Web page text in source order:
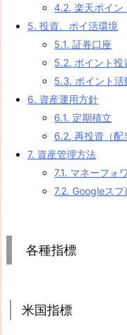
4.2. 楽天ポイン
5. 投資、ポイ活環境
5.1. 証券口座
5.2. ポイント投
5.3. ポイント活
6. 資産運用方針
6.1. 定期積立
6.2. 再投資（配
7. 資産管理方法
7.1. マネーフォ
7.2. Googleスプ
各種指標
米国指標